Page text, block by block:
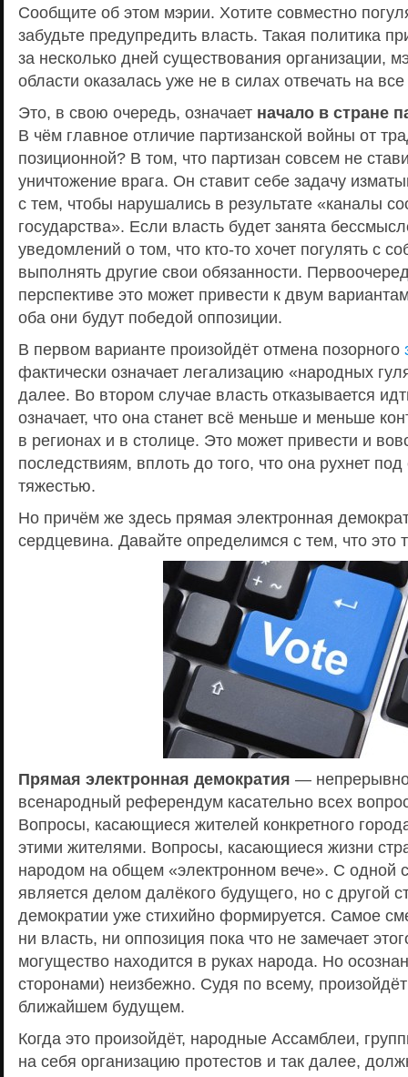
Сообщите об этом мэрии. Хотите совместно
забудьте предупредить власть. Такая политика
за несколько дней существования организации,
области оказалась уже не в силах отвечать на
Это, в свою очередь, означает начало в стране
В чём главное отличие партизанской войны от
позиционной? В том, что партизан совсем не
уничтожение врага. Он ставит себе задачу
с тем, чтобы нарушались в результате «каналы
государства». Если власть будет занята
уведомлений о том, что кто-то хочет погулять с
выполнять другие свои обязанности.
перспективе это может привести к двум
оба они будут победой оппозиции.
В первом варианте произойдёт отмена позорного
фактически означает легализацию «народных
далее. Во втором случае власть отказывается
означает, что она станет всё меньше и меньше
в регионах и в столице. Это может привести и
последствиям, вплоть до того, что она рухнет
тяжестью.
Но причём же здесь прямая электронная
сердцевина. Давайте определимся с тем, что это
Прямая электронная демократия —
всенародный референдум касательно всех
Вопросы, касающиеся жителей конкретного
этими жителями. Вопросы, касающиеся жизни
народом на общем «электронном вече». С одной
является делом далёкого будущего, но с другой
демократии уже стихийно формируется. Самое
ни власть, ни оппозиция пока что не замечает
могущество находится в руках народа. Но
сторонами) неизбежно. Судя по всему,
ближайшем будущем.
Когда это произойдёт, народные Ассамблеи,
на себя организацию протестов и так далее,